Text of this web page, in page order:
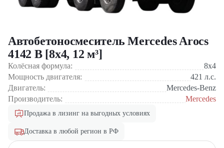
Автобетоносмеситель Mercedes Arocs
4142 B [8x4, 12 м³]
Колёсная формула:
8x4
Мощность двигателя:
421 л.с.
Двигатель:
Mercedes-Benz
Производитель:
Mercedes
Продажа в лизинг на выгодных условиях
Доставка в любой регион в РФ